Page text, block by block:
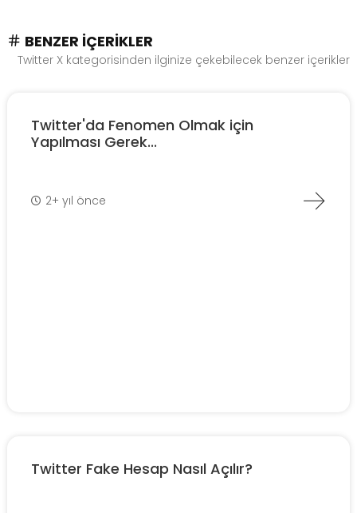
BENZER İÇERIKLER
Twitter X kategorisinden ilginize çekebilecek benzer içerikler
Twitter'da Fenomen Olmak için
Yapılması Gerek...
2+ yıl önce
Twitter Fake Hesap Nasıl Açılır?